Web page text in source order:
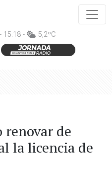
15:18 - 5,2ºC
renovar de
la licencia de